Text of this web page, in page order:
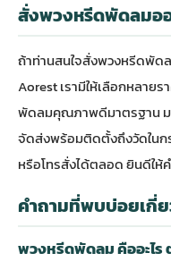
สั่งพวงหรีดพัดลมอ
ถ้าท่านสนใจสั่งพวงหรีดพัด
Aorest เรามีให้เลือกหลาย
พัดลมคุณภาพดีมาตรฐาน
จัดส่งพร้อมติดตั้งถึงวัดในก
หรือโทรสั่งได้ตลอด ยินดีให้
คำถามที่พบบ่อยเกี่
พวงหรีดพัดลม คืออะไร